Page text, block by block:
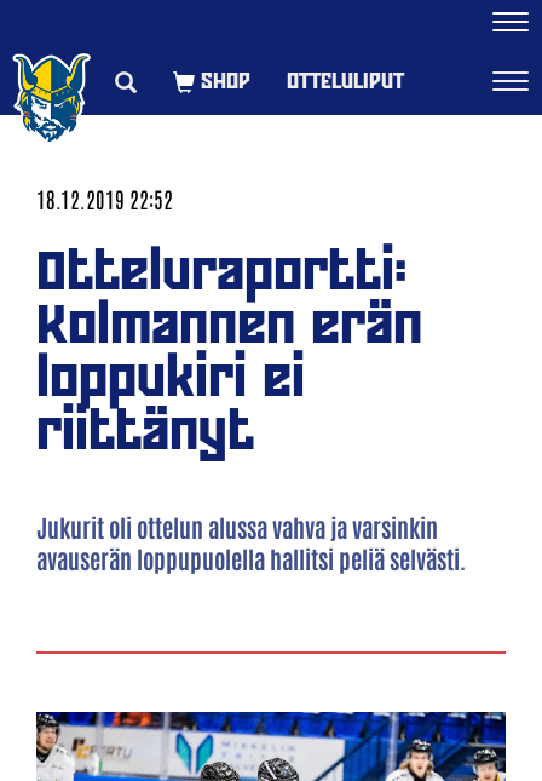
OTTELULIPUT
18.12.2019 22:52
Otteluraportti:
Kolmannen erän
loppukiri ei
riittänyt
Jukurit oli ottelun alussa vahva ja varsinkin
avauserän loppupuolella hallitsi peliä selvästi.